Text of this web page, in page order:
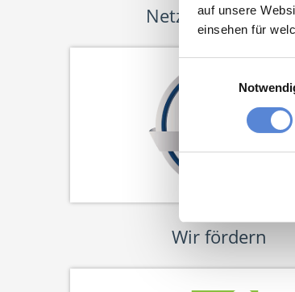
auf unsere
einsehen für
Netzwerk-Partner
Wir fördern